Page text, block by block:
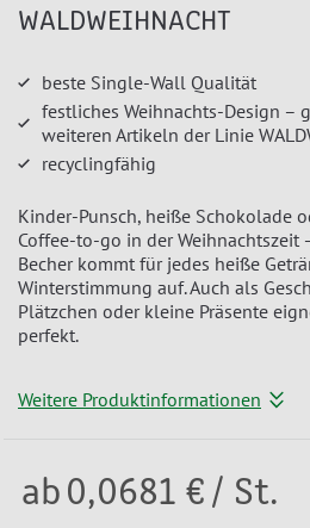
WALDWEIHNACHT
beste Single-Wall Qualität
festliches Weihnachts-Design –
weiteren Artikeln der Linie
recyclingfähig
Kinder-Punsch, heiße Schokolade
Coffee-to-go in der Weihnachtszeit
Becher kommt für jedes heiße
Winterstimmung auf. Auch als
Plätzchen oder kleine Präsente
perfekt.
Weitere Produktinformationen
ab 0,0681 € / St.